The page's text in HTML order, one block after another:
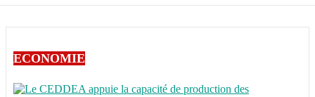
ECONOMIE